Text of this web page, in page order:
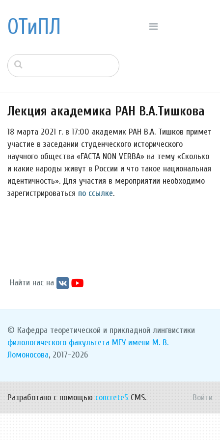
ОТиПЛ
Лекция академика РАН В.А.Тишкова
18 марта 2021 г. в 17:00 академик РАН В.А. Тишков примет
участие в заседании студенческого исторического
научного общества «FACTA NON VERBA» на тему «Сколько
и какие народы живут в России и что такое национальная
идентичность». Для участия в мероприятии необходимо
зарегистрироваться по ссылке.
Найти нас на
© Кафедра теоретической и прикладной лингвистики
филологического факультета МГУ имени М. В.
Ломоносова, 2017-2026
Разработано с помощью concrete5 CMS. Войти